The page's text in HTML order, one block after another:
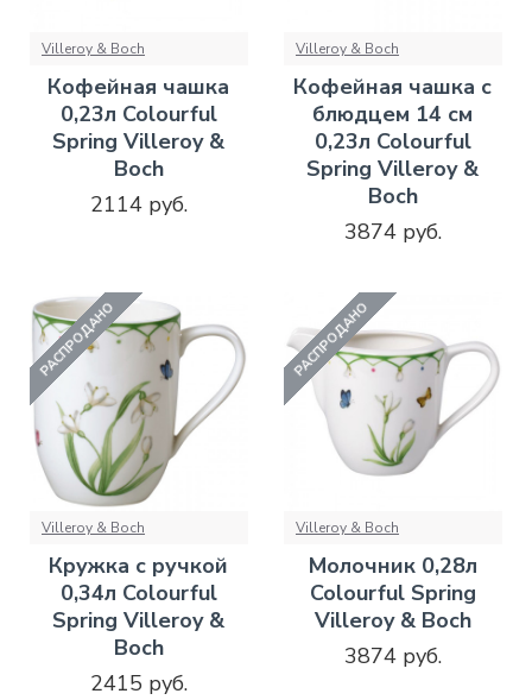
Villeroy & Boch
Кофейная чашка
0,23л Colourful
Spring Villeroy &
Boch
2114 руб.
Villeroy & Boch
Кофейная чашка с
блюдцем 14 см
0,23л Colourful
Spring Villeroy &
Boch
3874 руб.
РАСПРОДАНО
Villeroy & Boch
Кружка с ручкой
0,34л Colourful
Spring Villeroy &
Boch
2415 руб.
РАСПРОДАНО
Villeroy & Boch
Молочник 0,28л
Colourful Spring
Villeroy & Boch
3874 руб.